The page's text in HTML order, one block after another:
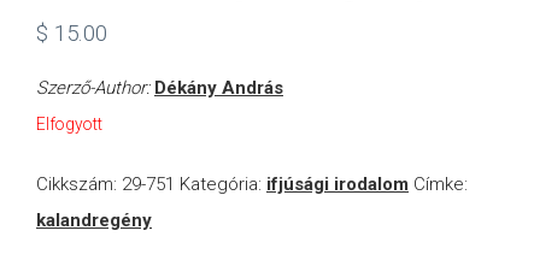
$ 15.00
Szerző-Author: Dékány András
Elfogyott
Cikkszám: 29-751 Kategória: ifjúsági irodalom Címke:
kalandregény